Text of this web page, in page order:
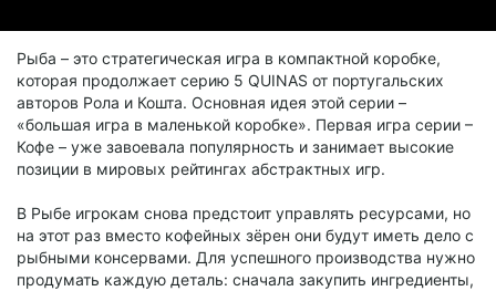
Рыба – это стратегическая игра в компактной коробке,
которая продолжает серию 5 QUINAS от португальских
авторов Рола и Кошта. Основная идея этой серии –
«большая игра в маленькой коробке». Первая игра серии –
Кофе – уже завоевала популярность и занимает высокие
позиции в мировых рейтингах абстрактных игр.
В Рыбе игрокам снова предстоит управлять ресурсами, но
на этот раз вместо кофейных зёрен они будут иметь дело с
рыбными консервами. Для успешного производства нужно
продумать каждую деталь: сначала закупить ингредиенты,